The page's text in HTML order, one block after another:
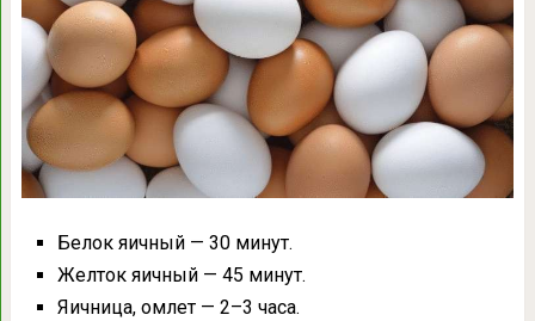
Белок яичный — 30 минут.
Желток яичный — 45 минут.
Яичница, омлет — 2–3 часа.